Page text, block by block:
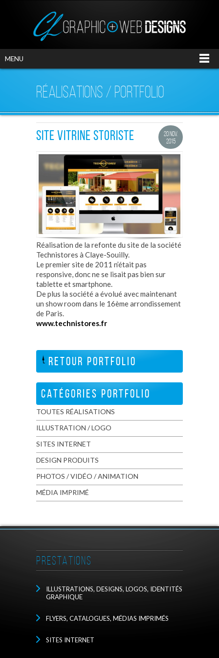
MENU
RÉALISATIONS / PORTFOLIO
20 NOV.
2015
SITE VITRINE STORISTE
Réalisation de la refonte du site de la société
Technistores à Claye-Souilly.
Le premier site de 2011 n’était pas
responsive, donc ne se lisait pas bien sur
tablette et smartphone.
De plus la société a évolué avec maintenant
un show room dans le 16ème arrondissement
de Paris.
www.technistores.fr
RETOUR PORTFOLIO
CATÉGORIES PORTFOLIO
TOUTES RÉALISATIONS
ILLUSTRATION / LOGO
SITES INTERNET
DESIGN PRODUITS
PHOTOS / VIDÉO / ANIMATION
MÉDIA IMPRIMÉ
PRESTATIONS
ILLUSTRATIONS, DESIGNS, LOGOS, IDENTITÉS
GRAPHIQUE
FLYERS, CATALOGUES, MÉDIAS IMPRIMÉS
SITES INTERNET